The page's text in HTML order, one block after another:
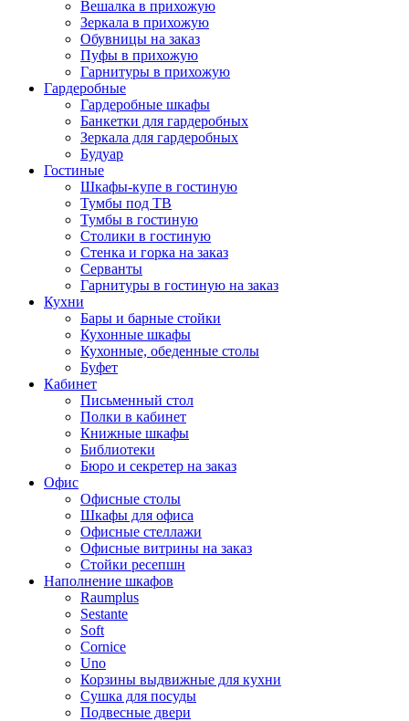
Вешалка в прихожую
Зеркала в прихожую
Обувницы на заказ
Пуфы в прихожую
Гарнитуры в прихожую
Гардеробные
Гардеробные шкафы
Банкетки для гардеробных
Зеркала для гардеробных
Будуар
Гостиные
Шкафы-купе в гостиную
Тумбы под ТВ
Тумбы в гостиную
Столики в гостиную
Стенка и горка на заказ
Серванты
Гарнитуры в гостиную на заказ
Кухни
Бары и барные стойки
Кухонные шкафы
Кухонные, обеденные столы
Буфет
Кабинет
Письменный стол
Полки в кабинет
Книжные шкафы
Библиотеки
Бюро и секретер на заказ
Офис
Офисные столы
Шкафы для офиса
Офисные стеллажи
Офисные витрины на заказ
Стойки ресепшн
Наполнение шкафов
Raumplus
Sestante
Soft
Cornice
Uno
Корзины выдвижные для кухни
Сушка для посуды
Подвесные двери